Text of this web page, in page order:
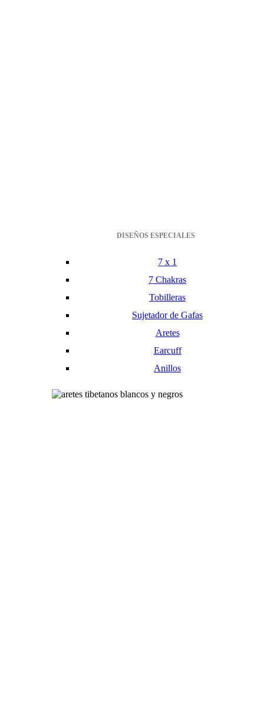
DISEÑOS ESPECIALES
7 x 1
7 Chakras
Tobilleras
Sujetador de Gafas
Aretes
Earcuff
Anillos